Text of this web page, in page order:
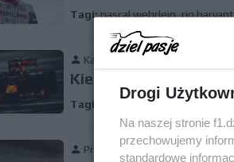
Tagi:pascal wehrlein,rio
Kayo 19.06.2016r.
Kierowcy Red Bulla
Tagi: max verstappen ,daniel
Przemysław Kempiński
Drogi
Na naszej stronie
przechowujemy
standardowe